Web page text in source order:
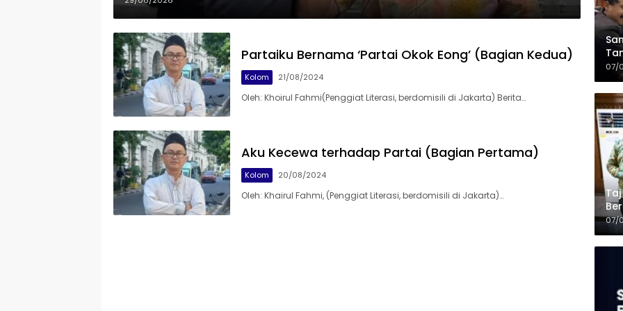
Partaiku Bernama ‘Partai Okok Eong’ (Bagian Kedua)
Kolom 21/08/2024
Oleh: Khoirul Fahmi(Penggiat Literasi, berdomisili di Jakarta) Berita…
Aku Kecewa terhadap Partai (Bagian Pertama)
Kolom 20/08/2024
Oleh: Khairul Fahmi, (Penggiat Literasi, berdomisili di Jakarta)…
07/
07/